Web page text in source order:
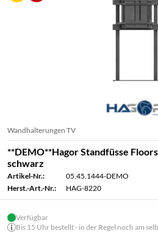
Wandhalterungen TV
**DEMO**Hagor Standfüsse
schwarz
Artikel-Nr.:
05.45.1444-DEMO
Herst.-Art.-Nr.:
HAG-8220
Verfügbar
Bis 15 Uhr bestellt - in der Regel noch am